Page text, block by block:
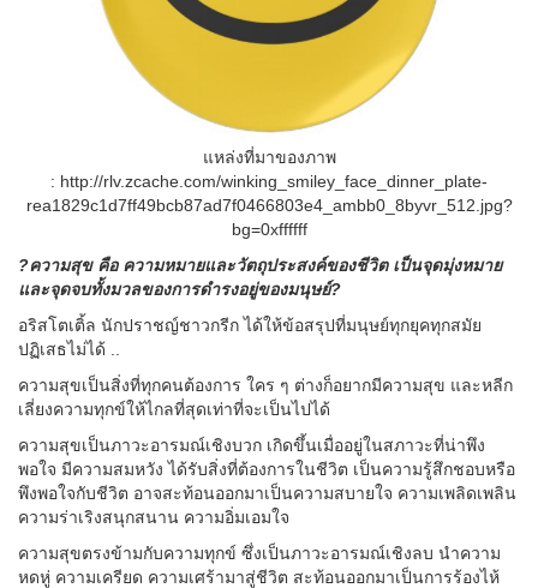
แหล่งที่มาของภาพ
: http://rlv.zcache.com/winking_smiley_face_dinner_plate-
rea1829c1d7ff49bcb87ad7f0466803e4_ambb0_8byvr_512.jpg?
bg=0xffffff
?ความสุข คือ ความหมายและวัตถุประสงค์ของชีวิต เป็นจุดมุ่งหมาย
และจุดจบทั้งมวลของการดำรงอยู่ของมนุษย์?
อริสโตเติ้ล นักปราชญ์ชาวกรีก ได้ให้ข้อสรุปที่มนุษย์ทุกยุคทุกสมัย
ปฏิเสธไม่ได้ ..
ความสุขเป็นสิ่งที่ทุกคนต้องการ ใคร ๆ ต่างก็อยากมีความสุข และหลีก
เลี่ยงความทุกข์ให้ไกลที่สุดเท่าที่จะเป็นไปได้
ความสุขเป็นภาวะอารมณ์เชิงบวก เกิดขึ้นเมื่ออยู่ในสภาวะที่น่าพึง
พอใจ มีความสมหวัง ได้รับสิ่งที่ต้องการในชีวิต เป็นความรู้สึกชอบหรือ
พึงพอใจกับชีวิต อาจสะท้อนออกมาเป็นความสบายใจ ความเพลิดเพลิน
ความร่าเริงสนุกสนาน ความอิ่มเอมใจ
ความสุขตรงข้ามกับความทุกข์ ซึ่งเป็นภาวะอารมณ์เชิงลบ นำความ
หดหู่ ความเครียด ความเศร้ามาสู่ชีวิต สะท้อนออกมาเป็นการร้องไห้